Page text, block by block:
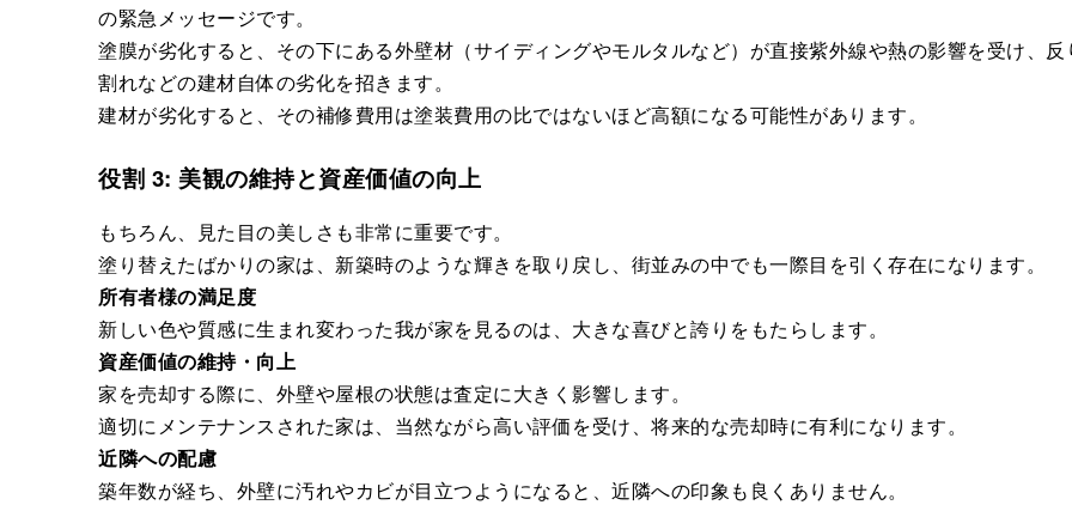
の緊急メッセージです。
塗膜が劣化すると、その下にある外壁材（サイディングやモルタルなど）が直接紫外線や熱の影響を受け、反
割れなどの建材自体の劣化を招きます。
建材が劣化すると、その補修費用は塗装費用の比ではないほど高額になる可能性があります。
役割 3: 美観の維持と資産価値の向上
もちろん、見た目の美しさも非常に重要です。
塗り替えたばかりの家は、新築時のような輝きを取り戻し、街並みの中でも一際目を引く存在になります。
所有者様の満足度
新しい色や質感に生まれ変わった我が家を見るのは、大きな喜びと誇りをもたらします。
資産価値の維持・向上
家を売却する際に、外壁や屋根の状態は査定に大きく影響します。
適切にメンテナンスされた家は、当然ながら高い評価を受け、将来的な売却時に有利になります。
近隣への配慮
築年数が経ち、外壁に汚れやカビが目立つようになると、近隣への印象も良くありません。